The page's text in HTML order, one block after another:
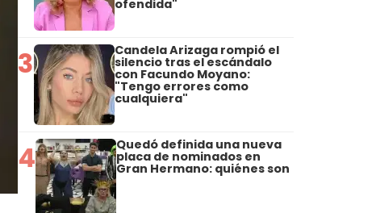
ofendida"
3 Candela Arizaga rompió el
silencio tras el escándalo
con Facundo Moyano:
"Tengo errores como
cualquiera"
4 Quedó definida una nueva
placa de nominados en
Gran Hermano: quiénes son